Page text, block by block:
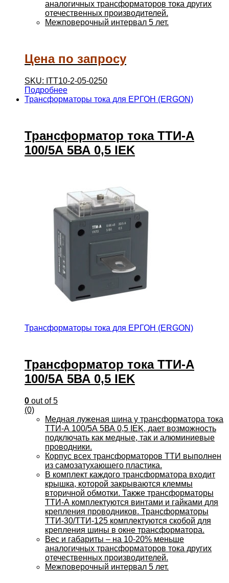
аналогичных трансформаторов тока других
отечественных производителей.
Межповерочный интервал 5 лет.
Цена по запросу
SKU: ITT10-2-05-0250
Подробнее
Трансформаторы тока для ЕРГОН (ERGON)
Трансформатор тока ТТИ-А
100/5А 5ВА 0,5 IEK
Трансформаторы тока для ЕРГОН (ERGON)
Трансформатор тока ТТИ-А
100/5А 5ВА 0,5 IEK
0 out of 5
(0)
Медная луженая шина у трансформатора тока
ТТИ-А 100/5А 5ВА 0,5 IEK, дает возможность
подключать как медные, так и алюминиевые
проводники.
Корпус всех трансформаторов ТТИ выполнен
из самозатухающего пластика.
В комплект каждого трансформатора входит
крышка, которой закрываются клеммы
вторичной обмотки. Также трансформаторы
ТТИ-А комплектуются винтами и гайками для
крепления проводников. Трансформаторы
ТТИ-30/ТТИ-125 комплектуются скобой для
крепления шины в окне трансформатора.
Вес и габариты – на 10-20% меньше
аналогичных трансформаторов тока других
отечественных производителей.
Межповерочный интервал 5 лет.